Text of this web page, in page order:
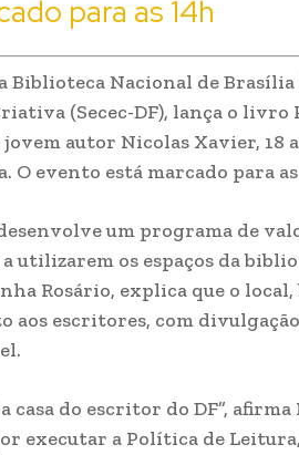
para as 14h
Biblioteca Nacional de
(Secec-DF), lança o
autor Nicolas Xavier, 18
O evento está marcado para
um programa de
utilizarem os espaços da
Rosário, explica que o
aos escritores, com
casa do escritor do DF”,
executar a Política de